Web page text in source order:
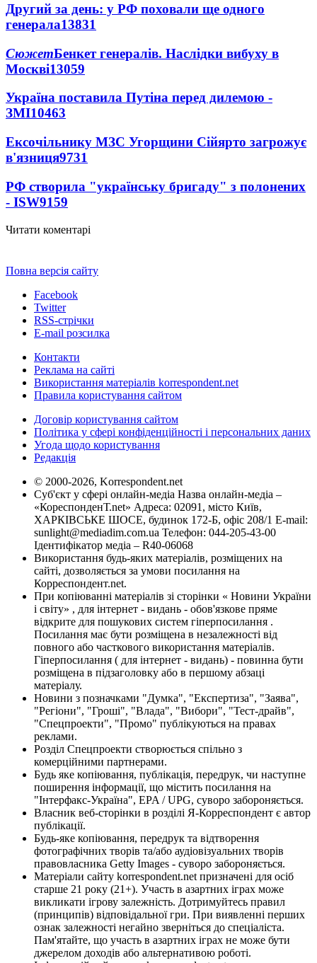
Другий за день: у РФ поховали ще одного
генерала13831
СюжетБенкет генералів. Наслідки вибуху в
Москві13059
Україна поставила Путіна перед дилемою -
ЗМІ10463
Ексочільнику МЗС Угорщини Сійярто загрожує
в'язниця9731
РФ створила "українську бригаду" з полонених
- ISW9159
Читати коментарі
Повна версія сайту
Facebook
Twitter
RSS-стрічки
E-mail розсилка
Контакти
Реклама на сайті
Використання матеріалів korrespondent.net
Правила користування сайтом
Договір користування сайтом
Політика у сфері конфіденційності і персональних даних
Угода щодо користування
Редакція
© 2000-2026, Korrespondent.net
Суб'єкт у сфері онлайн-медіа Назва онлайн-медіа –
«КореспонденТ.net» Адреса: 02091, місто Київ,
ХАРКІВСЬКЕ ШОСЕ, будинок 172-Б, офіс 208/1 E-mail:
sunlight@mediadim.com.ua Телефон: 044-205-43-00
Ідентифікатор медіа – R40-06068
Використання будь-яких матеріалів, розміщених на
сайті, дозволяється за умови посилання на
Корреспондент.net.
При копіюванні матеріалів зі сторінки « Новини України
і світу» , для інтернет - видань - обов'язкове пряме
відкрите для пошукових систем гіперпосилання .
Посилання має бути розміщена в незалежності від
повного або часткового використання матеріалів.
Гіперпосилання ( для інтернет - видань) - повинна бути
розміщена в підзаголовку або в першому абзаці
матеріалу.
Новини з позначками "Думка", "Експертиза", "Заява",
"Регіони", "Гроші", "Влада", "Вибори", "Тест-драйв",
"Спецпроекти", "Промо" публікуються на правах
реклами.
Розділ Спецпроекти створюється спільно з
комерційними партнерами.
Будь яке копіювання, публікація, передрук, чи наступне
поширення інформації, що містить посилання на
"Інтерфакс-Україна", EPA / UPG, суворо забороняється.
Власник веб-сторінки в розділі Я-Корреспондент є автор
публікації.
Будь-яке копіювання, передрук та відтворення
фотографічних творів та/або аудіовізуальних творів
правовласника Getty Images - суворо забороняється.
Матеріали сайту korrespondent.net призначені для осіб
старше 21 року (21+). Участь в азартних іграх може
викликати ігрову залежність. Дотримуйтесь правил
(принципів) відповідальної гри. При виявленні перших
ознак залежності негайно зверніться до спеціаліста.
Пам'ятайте, що участь в азартних іграх не може бути
джерелом доходів або альтернативою роботі.